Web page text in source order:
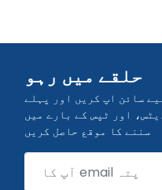
حلقے میں رہو
سائن اپ کریں اور پہلے
اور ٹپس کے بارے میں
سننے کا موقع حاصل کریں